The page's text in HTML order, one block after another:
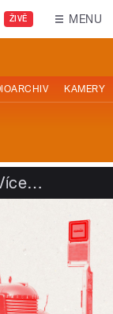
ŽIVĚ MENU
KAMERY
…